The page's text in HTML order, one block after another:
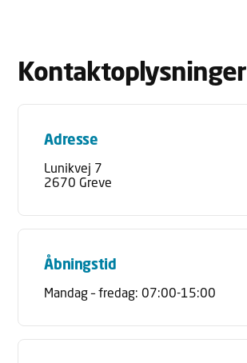
Kontaktoplysninger
Adresse
Lunikvej 7
2670 Greve
Åbningstid
Mandag – fredag: 07:00-15:00